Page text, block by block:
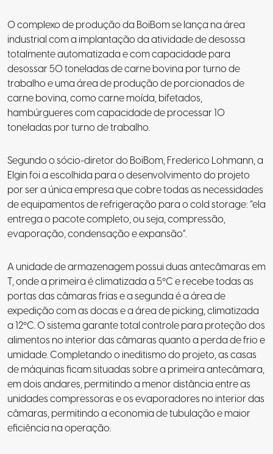
O complexo de produção da BoiBom se lança na área
industrial com a implantação da atividade de desossa
totalmente automatizada e com capacidade para
desossar 50 toneladas de carne bovina por turno de
trabalho e uma área de produção de porcionados de
carne bovina, como carne moída, bifetados,
hambúrgueres com capacidade de processar 10
toneladas por turno de trabalho.
Segundo o sócio-diretor do BoiBom, Frederico Lohmann, a
Elgin foi a escolhida para o desenvolvimento do projeto
por ser a única empresa que cobre todas as necessidades
de equipamentos de refrigeração para o cold storage: “ela
entrega o pacote completo, ou seja, compressão,
evaporação, condensação e expansão”.
A unidade de armazenagem possui duas antecâmaras em
T, onde a primeira é climatizada a 5ºC e recebe todas as
portas das câmaras frias e a segunda é a área de
expedição com as docas e a área de picking, climatizada
a 12ºC. O sistema garante total controle para proteção dos
alimentos no interior das câmaras quanto a perda de frio e
umidade. Completando o ineditismo do projeto, as casas
de máquinas ficam situadas sobre a primeira antecâmara,
em dois andares, permitindo a menor distância entre as
unidades compressoras e os evaporadores no interior das
câmaras, permitindo a economia de tubulação e maior
eficiência na operação.